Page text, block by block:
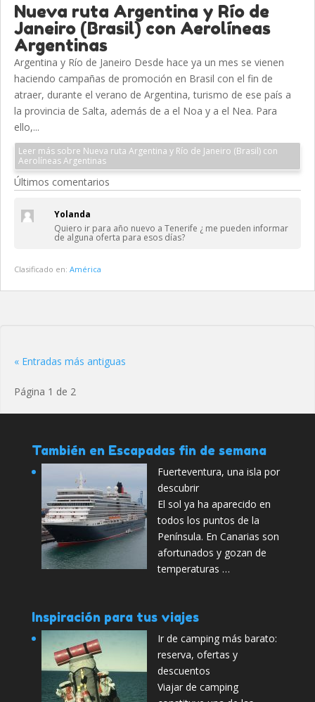
Nueva ruta Argentina y Río de
Janeiro (Brasil) con Aerolíneas
Argentinas
Argentina y Río de Janeiro Desde hace ya un mes se vienen
haciendo campañas de promoción en Brasil con el fin de
atraer, durante el verano de Argentina, turismo de ese país a
la provincia de Salta, además de a el Noa y a el Nea. Para
ello,...
Leer más sobre Nueva ruta Argentina y Río de Janeiro (Brasil) con
Aerolíneas Argentinas
Últimos comentarios
Yolanda
Quiero ir para año nuevo a Tenerife ¿ me pueden informar
de alguna oferta para esos días?
Clasificado en: América
« Entradas más antiguas
Página 1 de 2
También en Escapadas fin de semana
Fuerteventura, una isla por
descubrir
El sol ya ha aparecido en
todos los puntos de la
Península. En Canarias son
afortunados y gozan de
temperaturas …
Inspiración para tus viajes
Ir de camping más barato:
reserva, ofertas y
descuentos
Viajar de camping